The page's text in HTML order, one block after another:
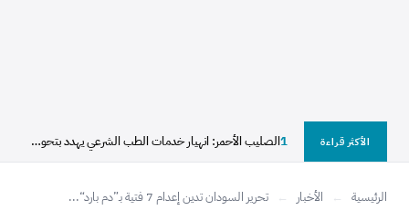
الأكثر قراءة 1 الصليب الأحمر: انهيار خدمات الطب الشرعي يهدد بتحول آلاف...
الرئيسية ← الأخبار ← تحرير السودان تدين إعدام 7 فتية بـ”دم بارد“...